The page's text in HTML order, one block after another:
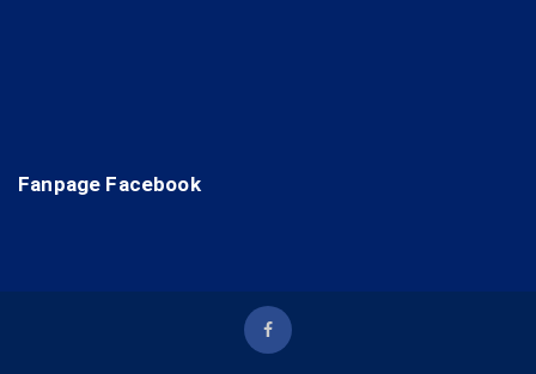
Fanpage Facebook